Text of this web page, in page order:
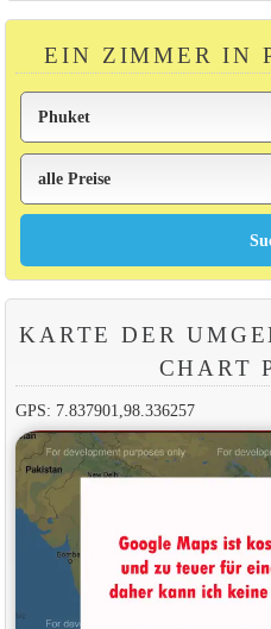
EIN ZIMMER IN
KARTE DER
CHART
GPS: 7.837901,98.336257